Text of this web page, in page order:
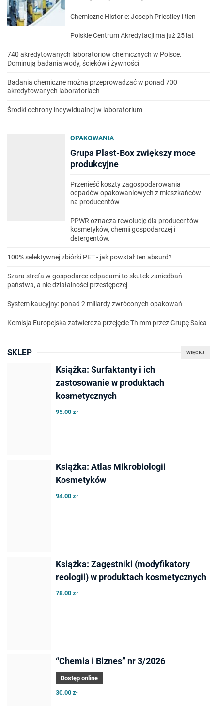
Chemiczne Historie: Joseph Priestley i tlen
Polskie Centrum Akredytacji ma już 25 lat
740 akredytowanych laboratoriów chemicznych w Polsce.
Dominują badania wody, ścieków i żywności
Badania chemiczne można przeprowadzać w ponad 700
akredytowanych laboratoriach
Środki ochrony indywidualnej w laboratorium
OPAKOWANIA
Grupa Plast-Box zwiększy moce
produkcyjne
Przenieść koszty zagospodarowania
odpadów opakowaniowych z mieszkańców
na producentów
PPWR oznacza rewolucję dla producentów
kosmetyków, chemii gospodarczej i
detergentów.
100% selektywnej zbiórki PET - jak powstał ten absurd?
Szara strefa w gospodarce odpadami to skutek zaniedbań
państwa, a nie działalności przestępczej
System kaucyjny: ponad 2 miliardy zwróconych opakowań
Komisja Europejska zatwierdza przejęcie Thimm przez Grupę Saica
WIĘCEJ
SKLEP
Książka: Surfaktanty i ich
zastosowanie w produktach
kosmetycznych
95.00 zł
Książka: Atlas Mikrobiologii
Kosmetyków
94.00 zł
Książka: Zagęstniki (modyfikatory
reologii) w produktach kosmetycznych
78.00 zł
“Chemia i Biznes” nr 3/2026
Dostęp online
30.00 zł